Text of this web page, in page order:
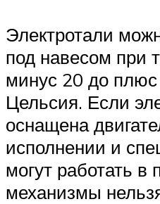
Электротали
под навесом при
минус 20 до плюс
Цельсия. Если
оснащена
исполнении и
могут работать
механизмы